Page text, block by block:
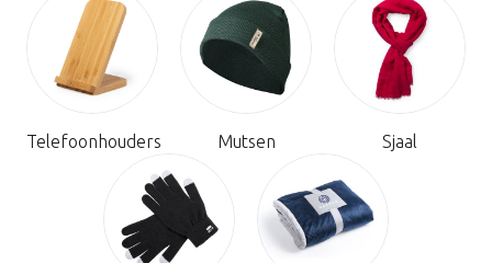
Telefoonhouders Mutsen Sjaal